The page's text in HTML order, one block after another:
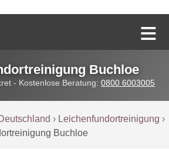
Buchloe
- Kostenlose Beratung: 0800 6003005
› Leichenfundortreinigung ›
Buchloe